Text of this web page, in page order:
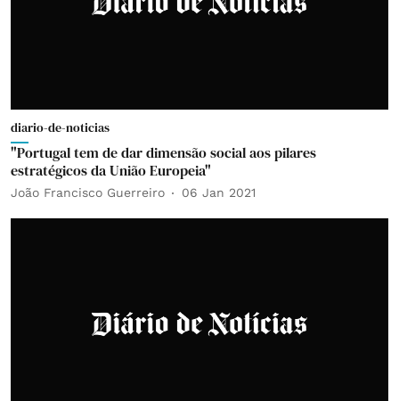
diario-de-noticias
"Portugal tem de dar dimensão social aos pilares
estratégicos da União Europeia"
João Francisco Guerreiro 06 Jan 2021